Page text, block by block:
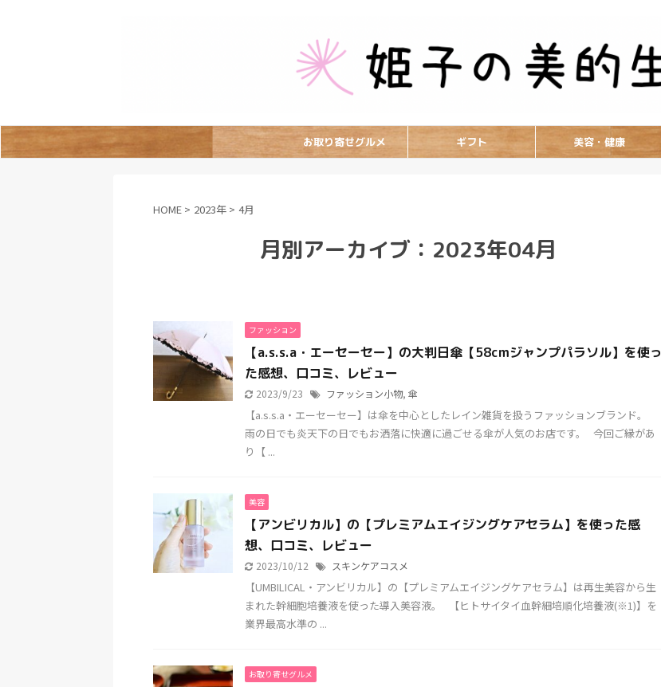
お取り寄せグルメ ギフト 美容・健康
HOME > 2023年 > 4月
月別アーカイブ：2023年04月
ファッション
【a.s.s.a・エーセーセー】の大判日傘【58cmジャンプパラソル】を使っ
た感想、口コミ、レビュー
2023/9/23 ファッション小物, 傘
【a.s.s.a・エーセーセー】は傘を中心としたレイン雑貨を扱うファッションブランド。
雨の日でも炎天下の日でもお洒落に快適に過ごせる傘が人気のお店です。 今回ご縁があ
り【 ...
美容
【アンビリカル】の【プレミアムエイジングケアセラム】を使った感
想、口コミ、レビュー
2023/10/12 スキンケアコスメ
【UMBILICAL・アンビリカル】の【プレミアムエイジングケアセラム】は再生美容から生
まれた幹細胞培養液を使った導入美容液。 【ヒトサイタイ血幹細培順化培養液(※1)】を
業界最高水準の ...
お取り寄せグルメ